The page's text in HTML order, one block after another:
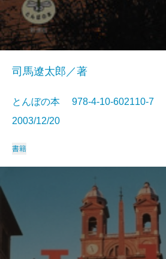
司馬遼太郎／著
とんぼの本 978-4-10-602110-7
2003/12/20
書籍